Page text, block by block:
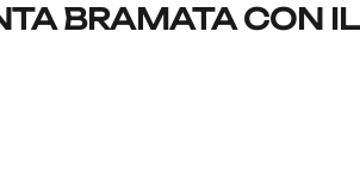
BRAMATA CON IL